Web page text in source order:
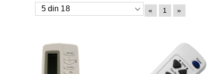
« 1 »